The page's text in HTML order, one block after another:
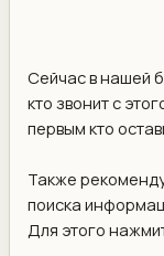
Сейчас в нашей
кто звонит с
первым кто
Также
поиска
Для этого